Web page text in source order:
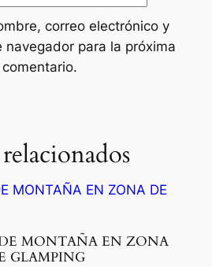
correo electrónico y
para la próxima
MONTAÑA EN ZONA
GLAMPING